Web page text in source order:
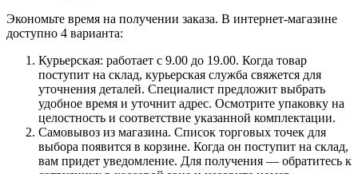
Экономьте время на получении заказа. В интернет-магазине
доступно 4 варианта:
Курьерская: работает с 9.00 до 19.00. Когда товар
поступит на склад, курьерская служба свяжется для
уточнения деталей. Специалист предложит выбрать
удобное время и уточнит адрес. Осмотрите упаковку на
целостность и соответствие указанной комплектации.
Самовывоз из магазина. Список торговых точек для
выбора появится в корзине. Когда он поступит на склад,
вам придет уведомление. Для получения — обратитесь к